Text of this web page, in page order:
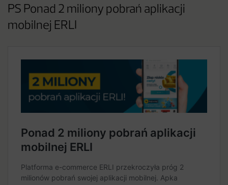
PS Ponad 2 miliony pobrań aplikacji
mobilnej ERLI